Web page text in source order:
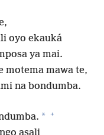
oyo ekauká
ya mai.
motema mawa te,
na bondumba.
* +